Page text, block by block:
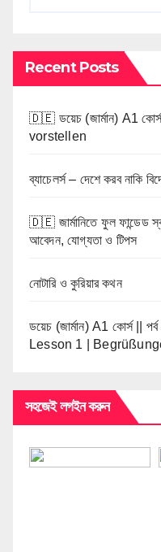
Recent Posts
🇩🇪 ডয়েচ (জার্মান) A1
vorstellen
ব্যাচেলর্স – দেশে করব নাকি
🇩🇪 জার্মানিতে ফুল ফান্ডেড
আবেদন, যোগ্যতা ও টিপস
নোটারি ও কুরিয়ার কথন
ডয়েচ (জার্মান) A1 কোর্স ||
Lesson 1 |
সহজেই লগইন করুন